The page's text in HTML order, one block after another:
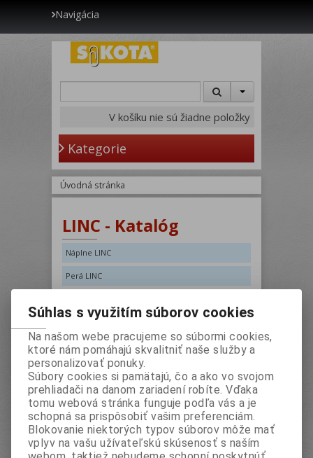
Navigácia
V košíku nie sú žiadne položky
Kategorie
Úvodná stránka
LINC - Katalóg
Náplne LINC
Perá LINC
Hľadať
1
Zoradiť podľa: (Dátumu pridania)
Súhlas s využitím súborov cookies
Na našom webe pracujeme so súbormi cookies,
ktoré nám pomáhajú skvalitniť naše služby a
personalizovať ponuky.
Súbory cookies si pamätajú, čo a ako vo svojom
prehliadači na danom zariadení robíte. Vďaka
tomu webová stránka funguje podľa vás a je
schopná sa prispôsobiť vašim preferenciám.
Blokovanie niektorých typov súborov môže mať
vplyv na vašu užívateľskú skúsenosť s naším